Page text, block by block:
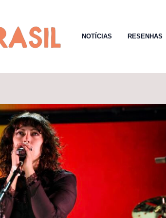
NOTÍCIAS RESENHAS